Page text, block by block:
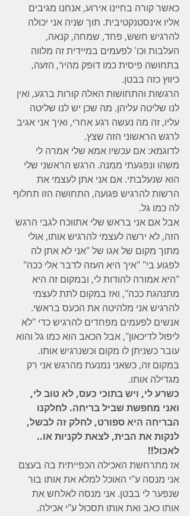
כאשר קורה בחיינו אירוע, אנחנו מגיבים
אליו אינסטנקטיבית. תוך שניה אני יכולה
להרגיש חשש, פחד, שמחה, קנאה,
העלבות וכו' לפעמים במיידית זה מלווה
בתחושה פיסית כמו דופק מהיר, הזעה,
כיווץ כזה בבטן.
הרגשות והתחושות האלה קורות ברגע, ואין
לנו שליטה עליהן. מה שכן יש לנו שליטה
עליו, זה מה נעשה רגע אחרי, ואיך אני אגיב
לרגש הראשוני הזה שצץ.
לדוגמא: אם עכשיו אמא שלי אמרה לי
משהו ונפגעתי ממנה. הרגש הראשני שלי
הוא שנעלבתי. אם אני אתן לעצמי את
הרשות להרגיש פגועה, התחושה הזו תחלוף
לה כמו גל.
אבל אם אני בראש שלי אתווכח לגבי הרגש
הזה, לא ירשה לעצמי להרגיש אותו, אולי
מתוך מקום של אגו של "אני לא אתן לה
לפגוע בי" "איך היא העזה לדבר אלי ככה"
"היא אמורה להודות לי, ובמקום זה היא
מתנהגת ככה", ואז במקום לתת לעצמי
להרגיש אני מלהיטה את הכעס בראשי.
אנשים לפעמים מפחדים להרגיש כדי "לא
ליפול לדיכאון", אבל הכאב הוא כמו גל והוא
עובר כשניתן לו מקום וכשנרגיש אותו.
במקום זה, כשאני נמנעת מהרגש אני רק
מגדילה אותו.
כשרע לי, ויש בתוכי כעס, לא טוב לי,
ואני מחפשת שביל בריחה. לחלקנו
הבריחה היא ספורט, לחלק זה לבשל,
לנקות את הבית, לצאת לקניות או..
לאכול!!
אז מתרחשת האכילה הכפייתית בה בעצם
אני מנסה ע"י האוכל למלא את אותו בור
שנפער לי בבטן. אני מנסה לאלחש את
אותו כאב ואת אותו תסכול ע"י אכילה.